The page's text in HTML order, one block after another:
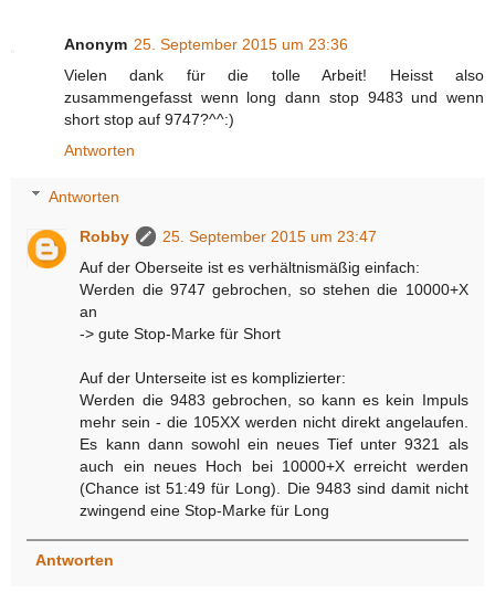
Anonym 25. September 2015 um 23:36
Vielen dank für die tolle Arbeit! Heisst also
zusammengefasst wenn long dann stop 9483 und wenn
short stop auf 9747?^^:)
Antworten
Antworten
Robby
25. September 2015 um 23:47
Auf der Oberseite ist es verhältnismäßig einfach:
Werden die 9747 gebrochen, so stehen die 10000+X
an
-> gute Stop-Marke für Short
Auf der Unterseite ist es komplizierter:
Werden die 9483 gebrochen, so kann es kein Impuls
mehr sein - die 105XX werden nicht direkt angelaufen.
Es kann dann sowohl ein neues Tief unter 9321 als
auch ein neues Hoch bei 10000+X erreicht werden
(Chance ist 51:49 für Long). Die 9483 sind damit nicht
zwingend eine Stop-Marke für Long
Antworten